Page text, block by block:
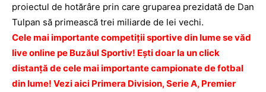
proiectul de hotărâre prin care gruparea prezidată de Dan
Tulpan să primească trei miliarde de lei vechi.
Cele mai importante competiţii sportive din lume se văd
live online pe Buzăul Sportiv! Eşti doar la un click
distanţă de cele mai importante campionate de fotbal
din lume! Vezi aici Primera Division, Serie A, Premier